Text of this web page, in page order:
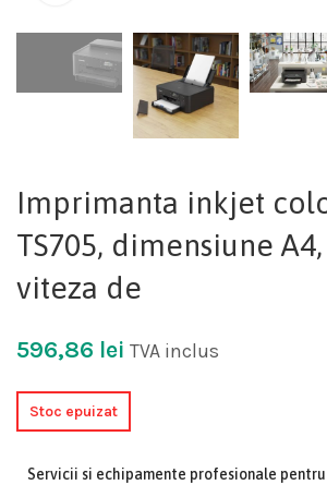
Imprimanta inkjet
TS705, dimensiune
viteza de
596,86 lei TVA inclus
Stoc epuizat
Servicii si echipamente profesionale pentru